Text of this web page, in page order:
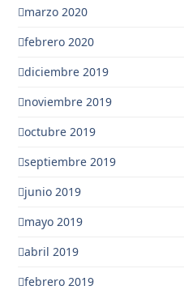
marzo 2020
febrero 2020
diciembre 2019
noviembre 2019
octubre 2019
septiembre 2019
junio 2019
mayo 2019
abril 2019
febrero 2019